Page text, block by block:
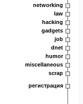
networking
law
hacking
gadgets
job
dnet
humor
miscellaneous
scrap
регистрация